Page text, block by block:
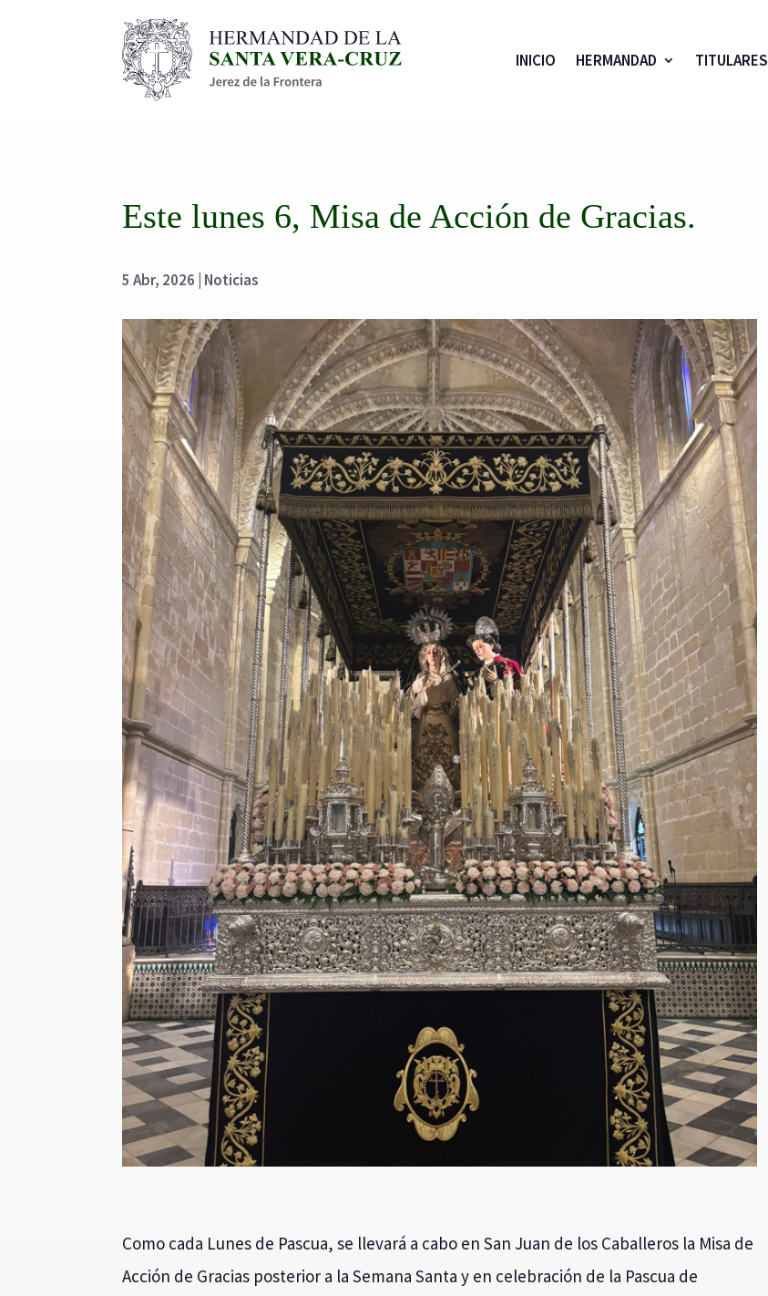
INICIO HERMANDAD TITULARES
Este lunes 6, Misa de Acción de Gracias.
5 Abr, 2026 Noticias
Como cada Lunes de Pascua, se llevará a cabo en San Juan de los Caballeros la Misa de
Acción de Gracias posterior a la Semana Santa y en celebración de la Pascua de